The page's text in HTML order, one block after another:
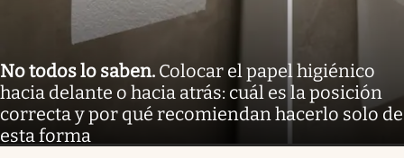
No todos lo saben. Colocar el papel higiénico
hacia delante o hacia atrás: cuál es la posición
correcta y por qué recomiendan hacerlo solo de
esta forma